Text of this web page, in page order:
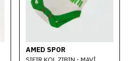
AMED SPOR